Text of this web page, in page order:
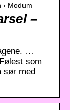
› Modum
–
…
som
sør med